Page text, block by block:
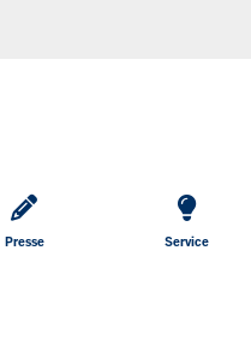
Presse Service